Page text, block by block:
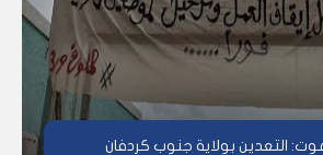
التعدين بولاية جنوب كردفان